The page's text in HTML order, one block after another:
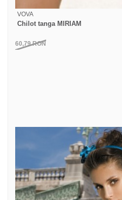
VOVA
Chilot tanga MIRIAM
60,79RON